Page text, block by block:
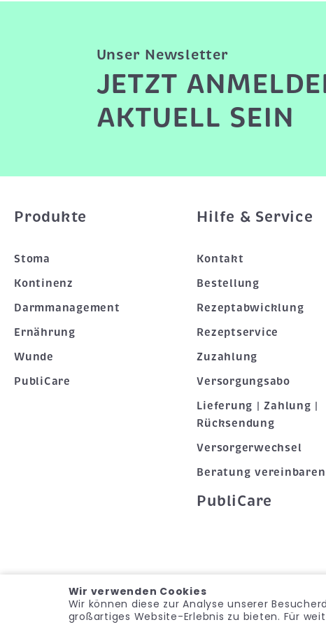
Unser Newsletter
JETZT
AKTUELL SEIN
Produkte
Stoma
Kontinenz
Darmmanagement
Ernährung
Wunde
PubliCare
Hilfe & Service
Kontakt
Bestellung
Rezeptabwicklung
Rezeptservice
Zuzahlung
Versorgungsabo
Lieferung | Zahlung |
Rücksendung
Versorgerwechsel
Beratung vereinbaren
PubliCare
Wir verwenden Cookies
Wir können diese zur Analyse unserer
großartiges Website-Erlebnis zu bieten. Für